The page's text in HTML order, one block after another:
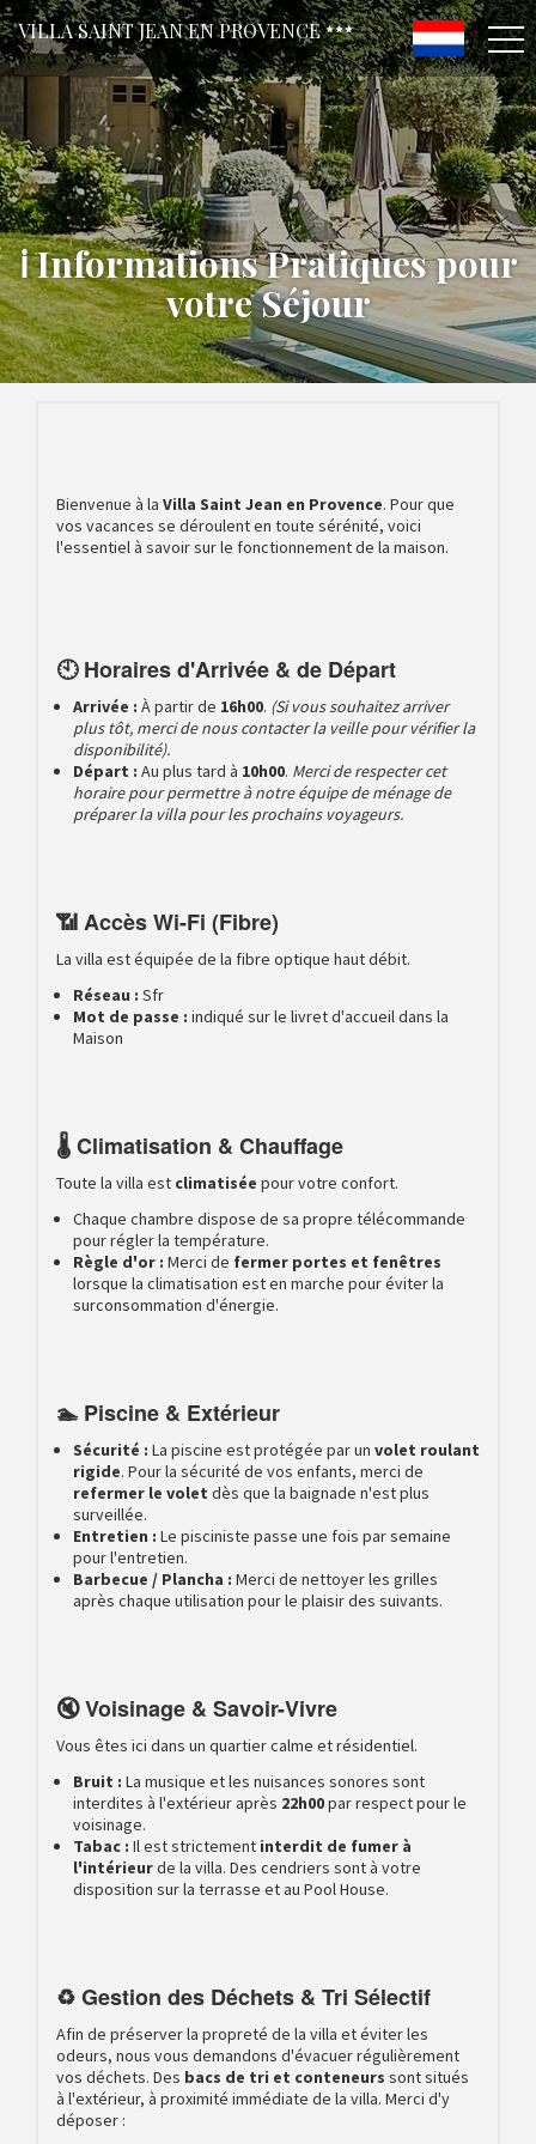
VILLA SAINT JEAN EN PROVENCE
ℹ️ Informations Pratiques pour
votre Séjour
Bienvenue à la Villa Saint Jean en Provence. Pour que
vos vacances se déroulent en toute sérénité, voici
l'essentiel à savoir sur le fonctionnement de la maison.
🕙 Horaires d'Arrivée & de Départ
Arrivée : À partir de 16h00. (Si vous souhaitez arriver
plus tôt, merci de nous contacter la veille pour vérifier la
disponibilité).
Départ : Au plus tard à 10h00. Merci de respecter cet
horaire pour permettre à notre équipe de ménage de
préparer la villa pour les prochains voyageurs.
📶 Accès Wi-Fi (Fibre)
La villa est équipée de la fibre optique haut débit.
Réseau : Sfr
Mot de passe : indiqué sur le livret d'accueil dans la
Maison
🌡️ Climatisation & Chauffage
Toute la villa est climatisée pour votre confort.
Chaque chambre dispose de sa propre télécommande
pour régler la température.
Règle d'or : Merci de fermer portes et fenêtres
lorsque la climatisation est en marche pour éviter la
surconsommation d'énergie.
🏊 Piscine & Extérieur
Sécurité : La piscine est protégée par un volet roulant
rigide. Pour la sécurité de vos enfants, merci de
refermer le volet dès que la baignade n'est plus
surveillée.
Entretien : Le pisciniste passe une fois par semaine
pour l'entretien.
Barbecue / Plancha : Merci de nettoyer les grilles
après chaque utilisation pour le plaisir des suivants.
🔇 Voisinage & Savoir-Vivre
Vous êtes ici dans un quartier calme et résidentiel.
Bruit : La musique et les nuisances sonores sont
interdites à l'extérieur après 22h00par respect pour le
voisinage.
Tabac : Il est strictement interdit de fumer à
l'intérieurde la villa. Des cendriers sont à votre
disposition sur la terrasse et au Pool House.
♻️ Gestion des Déchets & Tri Sélectif
Afin de préserver la propreté de la villa et éviter les
odeurs, nous vous demandons d'évacuer régulièrement
vos déchets. Des bacs de tri et conteneurs sont situés
à l'extérieur, à proximité immédiate de la villa. Merci d'y
déposer :